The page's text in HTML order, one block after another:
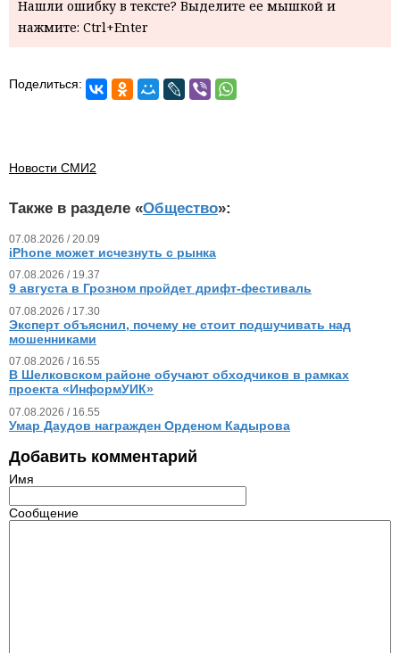
Нашли ошибку в тексте? Выделите ее мышкой и
нажмите: Ctrl+Enter
Поделиться:
Новости СМИ2
Также в разделе «Общество»:
07.08.2026 / 20.09
iPhone может исчезнуть с рынка
07.08.2026 / 19.37
9 августа в Грозном пройдет дрифт-фестиваль
07.08.2026 / 17.30
Эксперт объяснил, почему не стоит подшучивать над
мошенниками
07.08.2026 / 16.55
В Шелковском районе обучают обходчиков в рамках
проекта «ИнформУИК»
07.08.2026 / 16.55
Умар Даудов награжден Орденом Кадырова
Добавить комментарий
Имя
Сообщение